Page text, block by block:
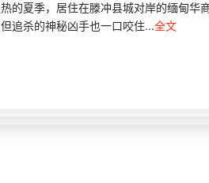
季，居住在滕冲县城对岸的缅甸华
追杀的神秘凶手也一口咬住...全文